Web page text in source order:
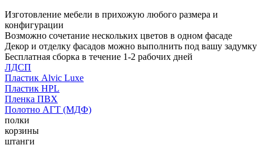
Изготовление мебели в прихожую любого размера и
конфигурации
Возможно сочетание нескольких цветов в одном фасаде
Декор и отделку фасадов можно выполнить под вашу задумку
Бесплатная сборка в течение 1-2 рабочих дней
ЛДСП
Пластик Alvic Luxe
Пластик HPL
Пленка ПВХ
Полотно АГТ (МДФ)
полки
корзины
штанги